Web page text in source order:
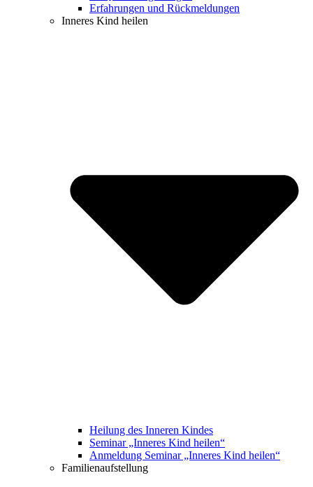
Erfahrungen und Rückmeldungen
Inneres Kind heilen
Heilung des Inneren Kindes
Seminar „Inneres Kind heilen“
Anmeldung Seminar „Inneres Kind heilen“
Familienaufstellung